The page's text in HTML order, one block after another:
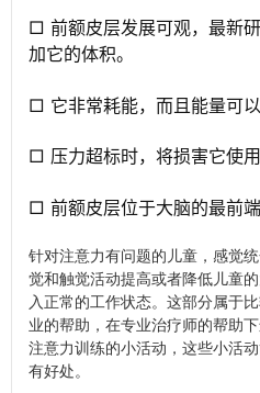
□ 前额皮层发展可观，最新
加它的体积。
□ 它非常耗能，而且能量可以
□ 压力超标时，将损害它使用
□ 前额皮层位于大脑的最前端
针对注意力有问题的儿童，感觉
觉和触觉活动提高或者降低儿童
入正常的工作状态。这部分属于
业的帮助，在专业治疗师的帮助
注意力训练的小活动，这些小活
有好处。